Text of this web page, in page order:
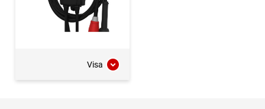
Visa